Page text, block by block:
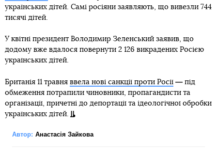
українських дітей. Самі росіяни заявляють, що вивезли 744
тисячі дітей.
У квітні президент Володимир Зеленський заявив, що
додому вже вдалося повернути 2 126 викрадених Росією
українських дітей.
Британія 11 травня ввела нові санкції проти Росії — під
обмеження потрапили чиновники, пропагандисти та
організації, причетні до депортації та ідеологічної обробки
українських дітей.
Автор: Анастасія Зайкова